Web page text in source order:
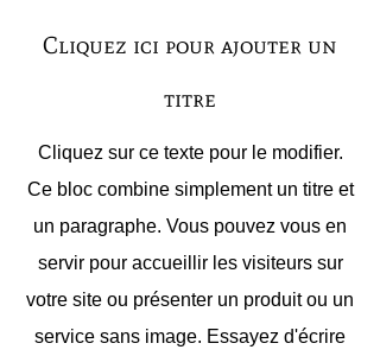
Cliquez ici pour ajouter un
titre
Cliquez sur ce texte pour le modifier.
Ce bloc combine simplement un titre et
un paragraphe. Vous pouvez vous en
servir pour accueillir les visiteurs sur
votre site ou présenter un produit ou un
service sans image. Essayez d'écrire